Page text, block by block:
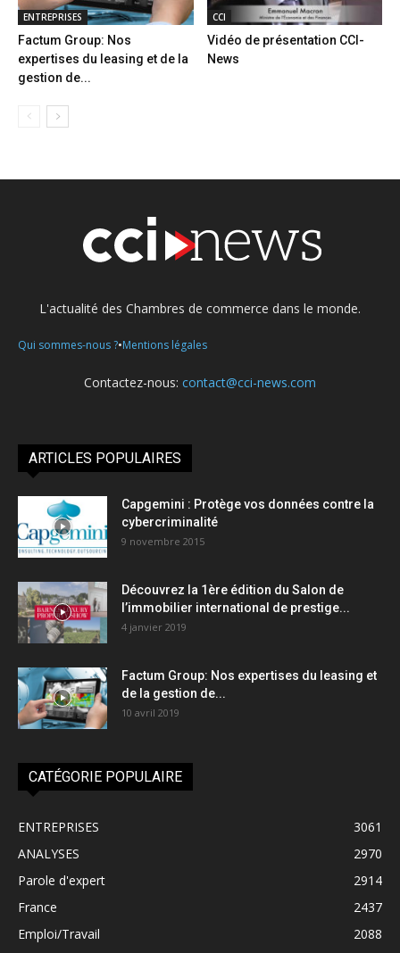
ENTREPRISES
Factum Group: Nos
expertises du leasing et de la
gestion de...
CCI
Vidéo de présentation CCI-
News
L'actualité des Chambres de commerce dans le monde.
Qui sommes-nous ?•Mentions légales
Contactez-nous: contact@cci-news.com
ARTICLES POPULAIRES
Capgemini : Protège vos données contre la
cybercriminalité
9 novembre 2015
Découvrez la 1ère édition du Salon de
l’immobilier international de prestige...
4 janvier 2019
Factum Group: Nos expertises du leasing et
de la gestion de...
10 avril 2019
CATÉGORIE POPULAIRE
ENTREPRISES
3061
ANALYSES
2970
Parole d'expert
2914
France
2437
Emploi/Travail
2088